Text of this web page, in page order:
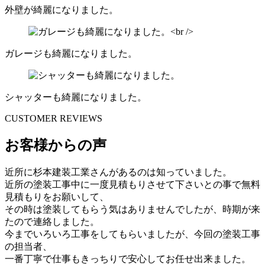
外壁が綺麗になりました。
ガレージも綺麗になりました。
シャッターも綺麗になりました。
CUSTOMER REVIEWS
お客様からの声
近所に杉本建装工業さんがあるのは知っていました。
近所の塗装工事中に一度見積もりさせて下さいとの事で無料
見積もりをお願いして、
その時は塗装してもらう気はありませんでしたが、時期が来
たので連絡しました。
今までいろいろ工事をしてもらいましたが、今回の塗装工事
の担当者、
一番丁寧で仕事もきっちりで安心してお任せ出来ました。